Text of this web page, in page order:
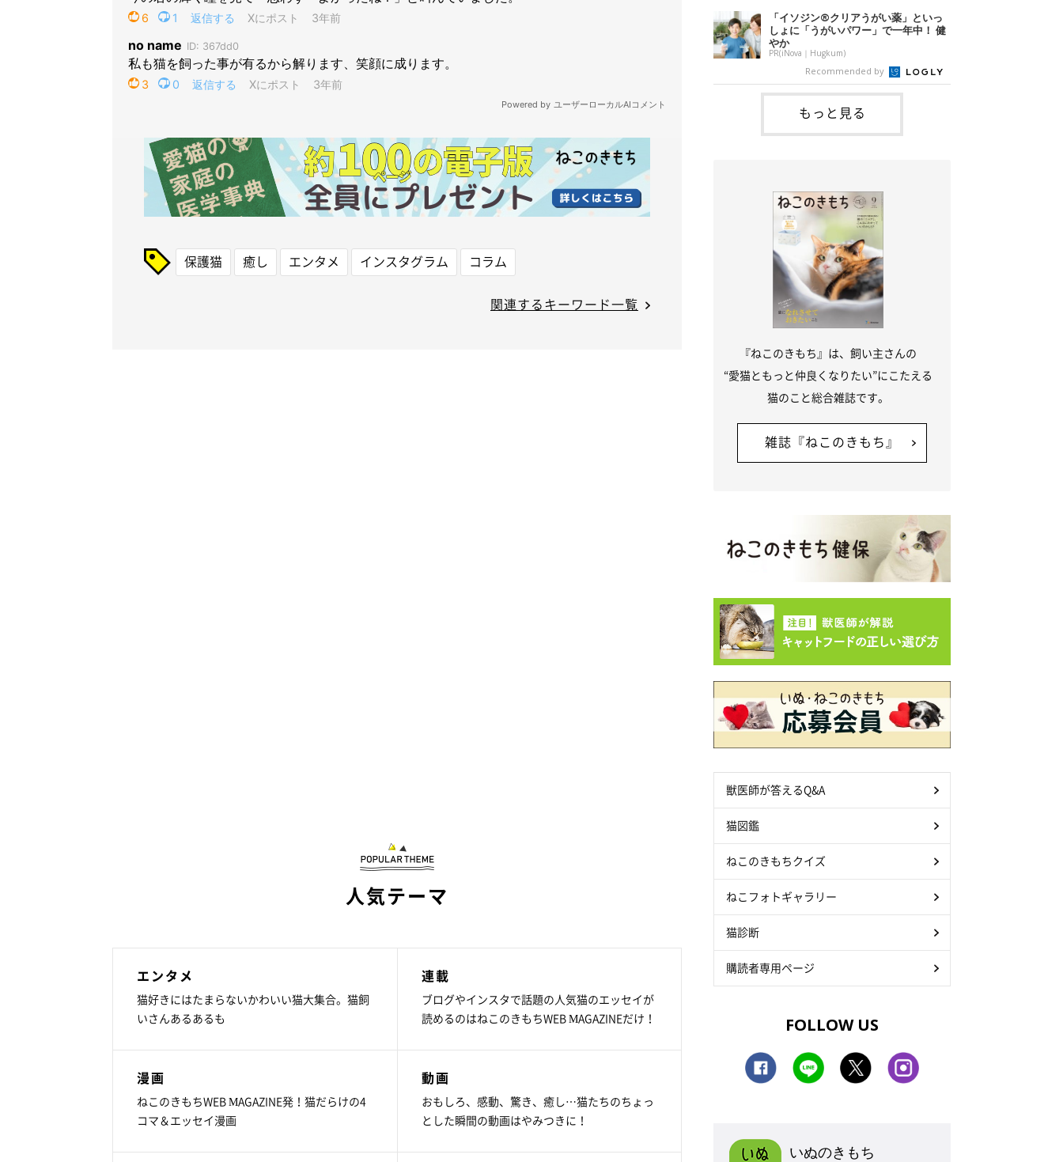
保護猫 癒し エンタメ インスタグラム コラム
関連するキーワード一覧
人気テーマ
エンタメ
猫好きにはたまらないかわいい猫大集合。猫飼
いさんあるあるも
連載
ブログやインスタで話題の人気猫のエッセイが
読めるのはねこのきもちWEB MAGAZINEだけ！
漫画
ねこのきもちWEB MAGAZINE発！猫だらけの4
コマ＆エッセイ漫画
動画
おもしろ、感動、驚き、癒し…猫たちのちょっ
とした瞬間の動画はやみつきに！
ため、当時はケージの中で過ごしていまし
た。鳴いてアピールするももち
3才）。工事現場で親猫とはぐれたとみら
れ、保護された当時は生後2カ月ほどだっ
たといいます。新しい飼い主を探すつもり
が……保護されてケージに入っている夏目
ちゃん。@shibainu_rintaro夏目ちゃんを
保護したのは、以前、飼い主さんの愛猫・
ちくわく
子猫は今、家族に欠かせない存在へと成長
しました。ゴミ袋の中で見つかった、ミニ
モグラのような子猫よちよち歩きをしてい
たころの、生後2〜3週齢ごろのドンちゃ
ん。@doddou_1今回紹介するのは、
X（旧Twitter）ユーザー@doddou_1さん
の愛猫・ドンちゃん（取材時、推定6才／
本名：ドミトリー・ドンスコイ）。ドンち
ゃんは、保護猫でした。ドンちゃんが見つ
かったのは、飼い主さんの姉の勤め先の敷
「イソジン®クリアうがい薬」といっ
しょに「うがいパワー」で一年中！ 健
やか
PR(iNova｜Hugkum)
Recommended by
もっと見る
『ねこのきもち』は、飼い主さんの
“愛猫ともっと仲良くなりたい”にこたえる
猫のこと総合雑誌です。
雑誌『ねこのきもち』
獣医師が答えるQ&A
猫図鑑
ねこのきもちクイズ
ねこフォトギャラリー
猫診断
購読者専用ページ
FOLLOW US
いぬのきもち